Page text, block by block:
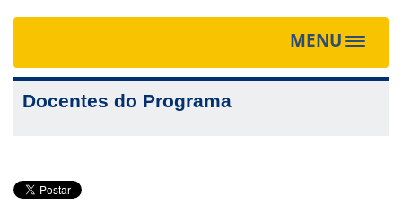
MENU
Toggle
Docentes do Programa